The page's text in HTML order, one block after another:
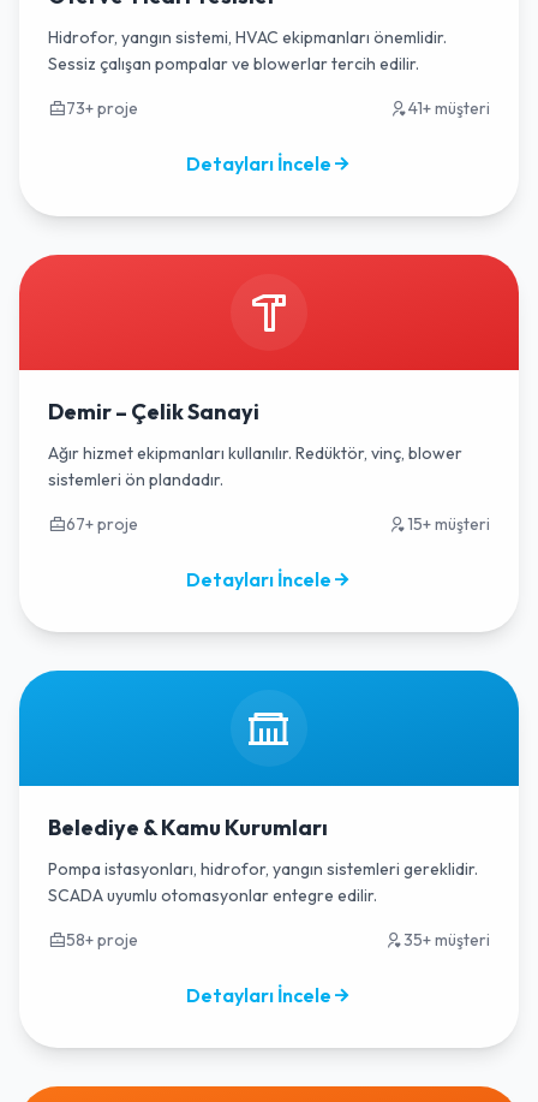
Hidrofor, yangın sistemi, HVAC ekipmanları önemlidir.
Sessiz çalışan pompalar ve blowerlar tercih edilir.
73+ proje 41+ müşteri
Detayları İncele
Demir – Çelik Sanayi
Ağır hizmet ekipmanları kullanılır. Redüktör, vinç, blower
sistemleri ön plandadır.
67+ proje 15+ müşteri
Detayları İncele
Belediye & Kamu Kurumları
Pompa istasyonları, hidrofor, yangın sistemleri gereklidir.
SCADA uyumlu otomasyonlar entegre edilir.
58+ proje 35+ müşteri
Detayları İncele